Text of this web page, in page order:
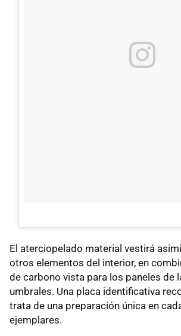
El aterciopelado material vestirá
otros elementos del interior, en
de carbono vista para los paneles de
umbrales. Una placa identificativa
trata de una preparación única en
ejemplares.